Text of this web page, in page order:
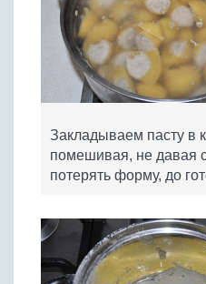
Закладываем пасту в
помешивая, не давая
потерять форму, до